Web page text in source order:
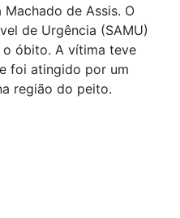
de Assis. O
de Urgência (SAMU)
óbito. A vítima teve
foi atingido por um
região do peito.